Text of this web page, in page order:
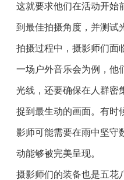
这就要求他们在活动开始
到最佳拍摄角度，并测试
拍摄过程中，摄影师们面
一场户外音乐会为例，他
光线，还要确保在人群密
捉到最生动的画面。有时
影师可能需要在雨中坚守
动能够被完美呈现。
摄影师们的装备也是五花